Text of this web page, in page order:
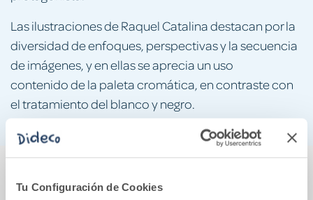
Tu Configuración de Cookies
Las ilustraciones de Raquel Catalina destacan por la
diversidad de enfoques, perspectivas y la secuencia
de imágenes, y en ellas se aprecia un uso
contenido de la paleta cromática, en contraste con
el tratamiento del blanco y negro.
También podría gustarte...